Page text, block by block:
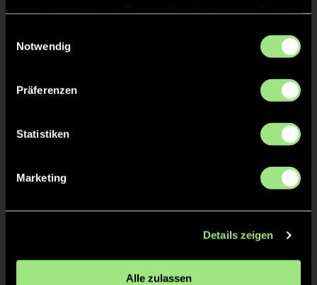
Notwendig
Präferenzen
Statistiken
Marketing
Details zeigen
Alle zulassen
44'
44' 7M
41' TOR 2:5, FELDTOR